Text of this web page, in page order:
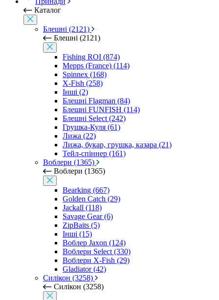
Каталог
Блешні (2121)
Блешні (2121)
Fishing ROI (874)
Mepps (France) (114)
Spinnex (168)
X-Fish (258)
Інші (2)
Блешні Flagman (84)
Блешні FUNFISH (114)
Блешні Select (242)
Грушка-Куля (61)
Лижа (22)
Лижа, букар, грушка, казара (21)
Тейл-спіннер (161)
Воблери (1365)
Воблери (1365)
Bearking (667)
Golden Catch (29)
Jackall (118)
Savage Gear (6)
ZipBaits (5)
Інші (15)
Воблер Jaxon (124)
Воблери Select (330)
Воблери X-Fish (29)
Gladiator (42)
Силікон (3258)
Силікон (3258)